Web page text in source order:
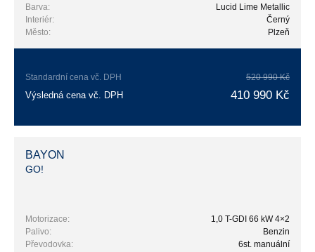
Barva:
Lucid Lime Metallic
Interiér:
Černý
Město:
Plzeň
Standardní cena vč. DPH 520 990 Kč
Výsledná cena vč. DPH 410 990 Kč
BAYON
GO!
Motorizace:
1,0 T-GDI 66 kW 4×2
Palivo:
Benzin
Převodovka:
6st. manuální